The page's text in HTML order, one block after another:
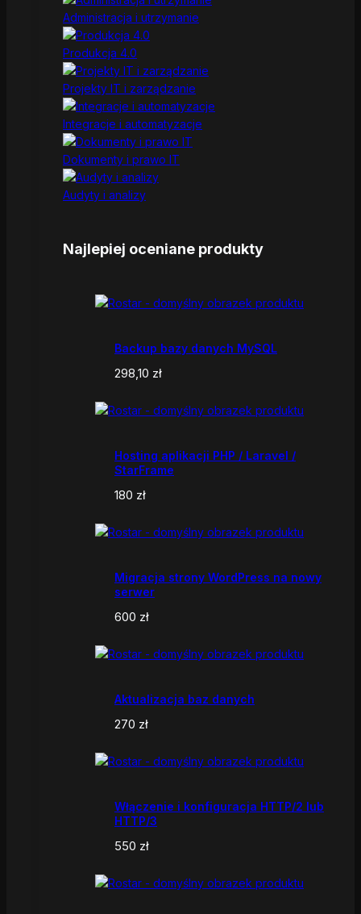
Administracja i utrzymanie
Produkcja 4.0
Projekty IT i zarządzanie
Integracje i automatyzacje
Dokumenty i prawo IT
Audyty i analizy
Najlepiej oceniane produkty
Backup bazy danych MySQL
298,10 zł
Hosting aplikacji PHP / Laravel /
StarFrame
180 zł
Migracja strony WordPress na nowy
serwer
600 zł
Aktualizacja baz danych
270 zł
Włączenie i konfiguracja HTTP/2 lub
HTTP/3
550 zł